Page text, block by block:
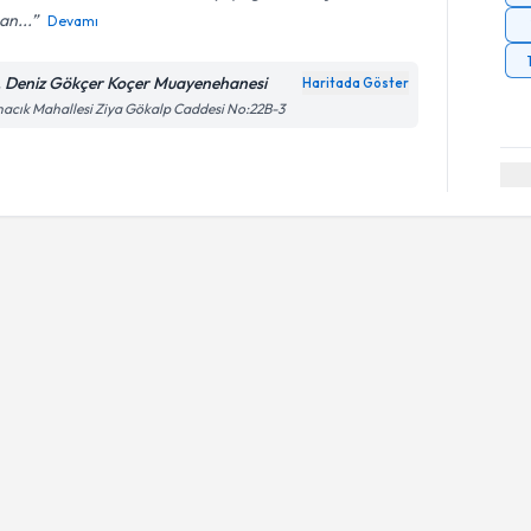
Devamı
Deniz Gökçer Koçer Muayenehanesi Haritada Göster
Mahallesi Ziya Gökalp Caddesi No:22B-3